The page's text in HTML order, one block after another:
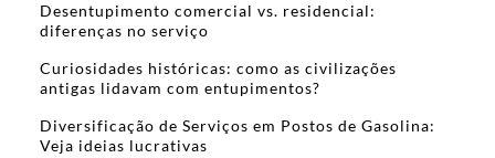
Desentupimento comercial vs. residencial:
diferenças no serviço
Curiosidades históricas: como as civilizações
antigas lidavam com entupimentos?
Diversificação de Serviços em Postos de Gasolina:
Veja ideias lucrativas